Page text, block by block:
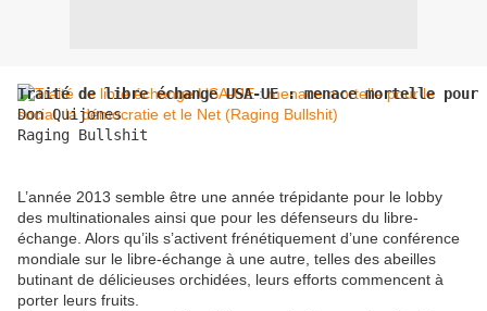
Traité de libre échange USA-UE : menace mortelle
Don Quijones
Raging Bullshit
L’année 2013 semble être une année trépidante pour le lobby
des multinationales ainsi que pour les défenseurs du libre-
échange. Alors qu’ils s’activent frénétiquement d’une conférence
mondiale sur le libre-échange à une autre, telles des abeilles
butinant de délicieuses orchidées, leurs efforts commencent à
porter leurs fruits.